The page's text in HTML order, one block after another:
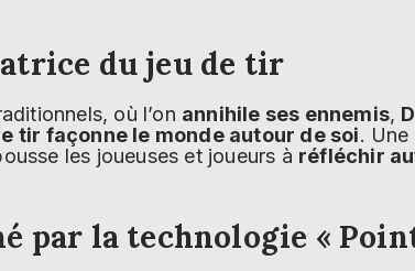
du jeu de tir
où l’on annihile ses ennemis,
tir façonne le monde autour de soi.
les joueuses et joueurs à réfléchir
par la technologie «